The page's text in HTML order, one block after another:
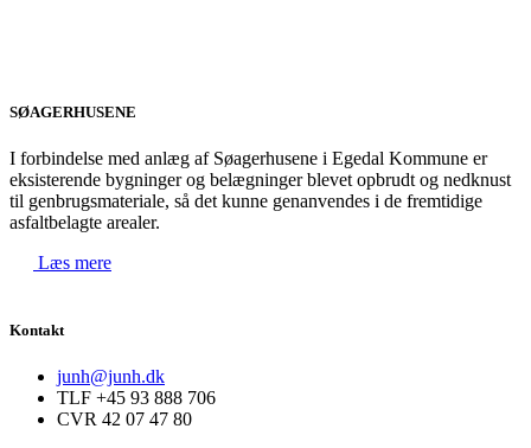
SØAGERHUSENE
I forbindelse med anlæg af Søagerhusene i Egedal Kommune er
eksisterende bygninger og belægninger blevet opbrudt og nedknust
til genbrugsmateriale, så det kunne genanvendes i de fremtidige
asfaltbelagte arealer.
Læs mere
Kontakt
junh@junh.dk
TLF +45 93 888 706
CVR 42 07 47 80